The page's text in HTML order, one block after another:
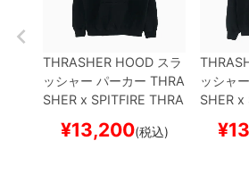
THRASHER HOOD スラ
ッシャー パーカー THRA
SHER x SPITFIRE THRA
S企画）スケートボード
¥13,200(税込)
ッシャー
SHER x
（US企
¥